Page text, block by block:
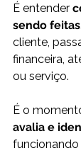
É entender
sendo feitas
cliente,
financeira,
ou serviço.
É o
avalia e
funcionando